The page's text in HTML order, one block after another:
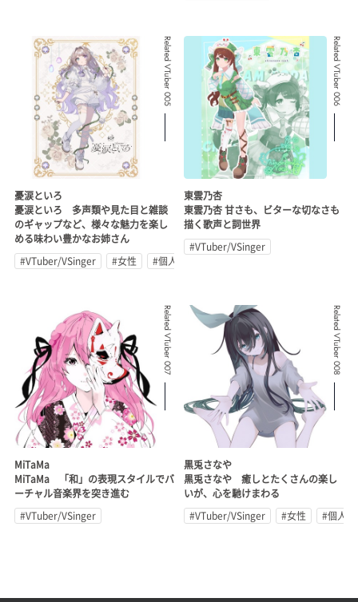
Related VTuber 005
憂涙といろ
憂涙といろ 多声類や見た目と雑談
のギャップなど、様々な魅力を楽し
める味わい豊かなお姉さん
#VTuber/VSinger
#女性 #個人勢
Related VTuber 006
東雲乃杏
東雲乃杏 甘さも、ビターな切なさも
描く歌声と詞世界
#VTuber/VSinger
Related VTuber 007
MiTaMa
MiTaMa 「和」の表現スタイルでバ
ーチャル音楽界を突き進む
#VTuber/VSinger
Related VTuber 008
黒兎さなや
黒兎さなや 癒しとたくさんの楽し
いが、心を馳けまわる
#VTuber/VSinger
#女性 #個人勢